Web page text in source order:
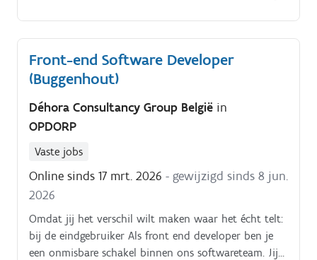
Front-end Software Developer
(Buggenhout)
Déhora Consultancy Group België in
OPDORP
Vaste jobs
Online sinds 17 mrt. 2026 - gewijzigd sinds 8 jun.
2026
Omdat jij het verschil wilt maken waar het écht telt:
bij de eindgebruiker Als front end developer ben je
een onmisbare schakel binnen ons softwareteam. Jij